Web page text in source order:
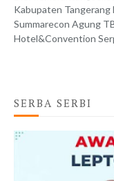
Kabupaten Tangerang
Summarecon Agung
Hotel&Convention
SERBA SERBI